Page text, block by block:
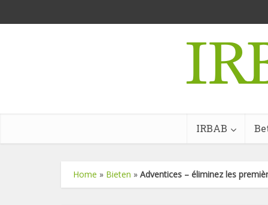
IRBAB
Home » Bieten » Adventices – éliminez les